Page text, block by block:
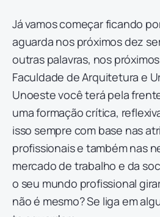
Já vamos começar ficando
aguarda nos próximos dez
outras palavras, nos
Faculdade de Arquitetura e
Unoeste você terá pela
uma formação crítica,
isso sempre com base nas
profissionais e também nas
mercado de trabalho e da
o seu mundo profissional
não é mesmo? Se liga em